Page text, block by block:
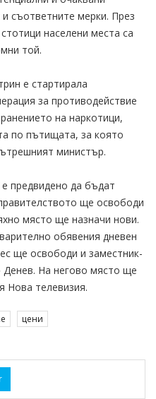
съответните мерки. През
населени места са
той.
е стартирала
за противодействие
на наркотици,
по пътищата, за която
министър.
предвидено да бъдат
ще освободи
място ще назначи нови.
обявения дневен
ще освободи и заместник-
На негово място ще
Нова телевизия.
цени